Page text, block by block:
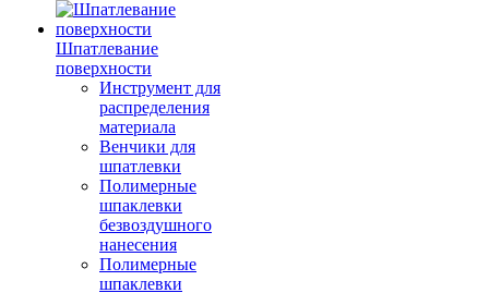
Шпатлевание
поверхности
Инструмент для
распределения
материала
Венчики для
шпатлевки
Полимерные
шпаклевки
безвоздушного
нанесения
Полимерные
шпаклевки